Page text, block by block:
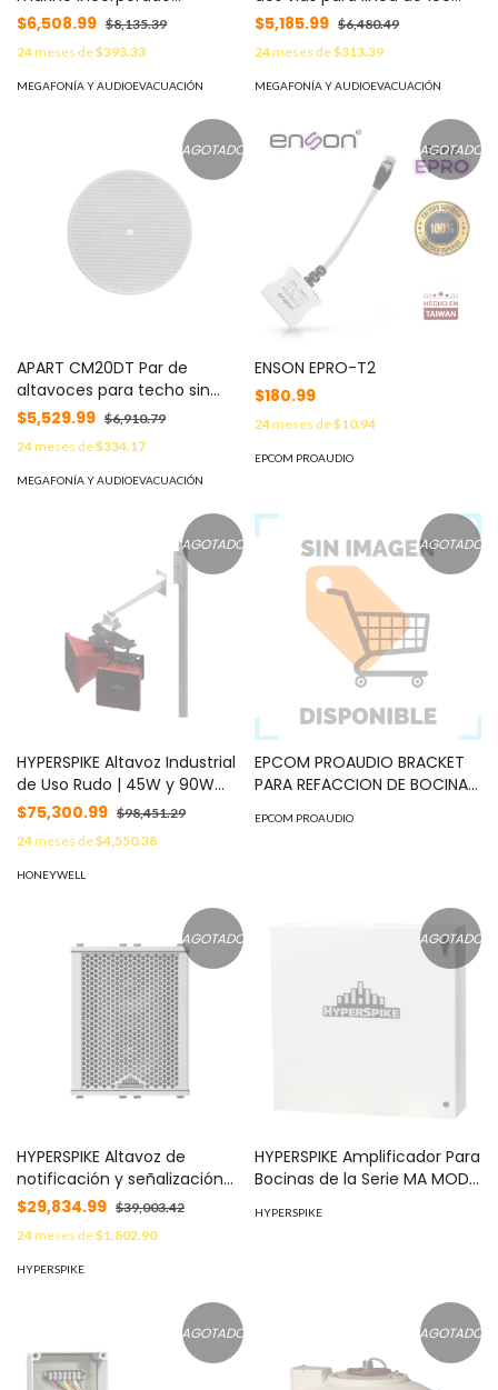
bidireccional blanco de 5,25 "
8 ohms / 50w, IP65.
$6,508.99 $8,135.39
24meses de$393.33
MEGAFONÍA Y AUDIOEVACUACIÓN
Volts, color negro
$5,185.99 $6,480.49
24meses de$313.39
MEGAFONÍA Y AUDIOEVACUACIÓN
AGOTADO
APART CM20DT Par de
altavoces para techo sin
bote 6.5" operación en linea
de 70/100 volts blanco
$5,529.99 $6,910.79
24meses de$334.17
MEGAFONÍA Y AUDIOEVACUACIÓN
AGOTADO
ENSON EPRO-T2
$180.99
24meses de$10.94
EPCOM PROAUDIO
AGOTADO
HYPERSPIKE Altavoz Industrial
de Uso Rudo | 45W y 90W
Máximo MOD: 90215A-801-
$75,300.99 $98,451.29
24meses de$4,550.38
HONEYWELL
AGOTADO
EPCOM PROAUDIO BRACKET
PARA REFACCION DE BOCINA
SF778PW/BR
EPCOM PROAUDIO
AGOTADO
HYPERSPIKE Altavoz de
notificación y señalización
de audio MOD: 90243A-802-
$29,834.99 $39,003.42
24meses de$1,802.90
HYPERSPIKE
AGOTADO
HYPERSPIKE Amplificador Para
Bocinas de la Serie MA MOD:
HYPERSPIKE
AGOTADO AGOTADO